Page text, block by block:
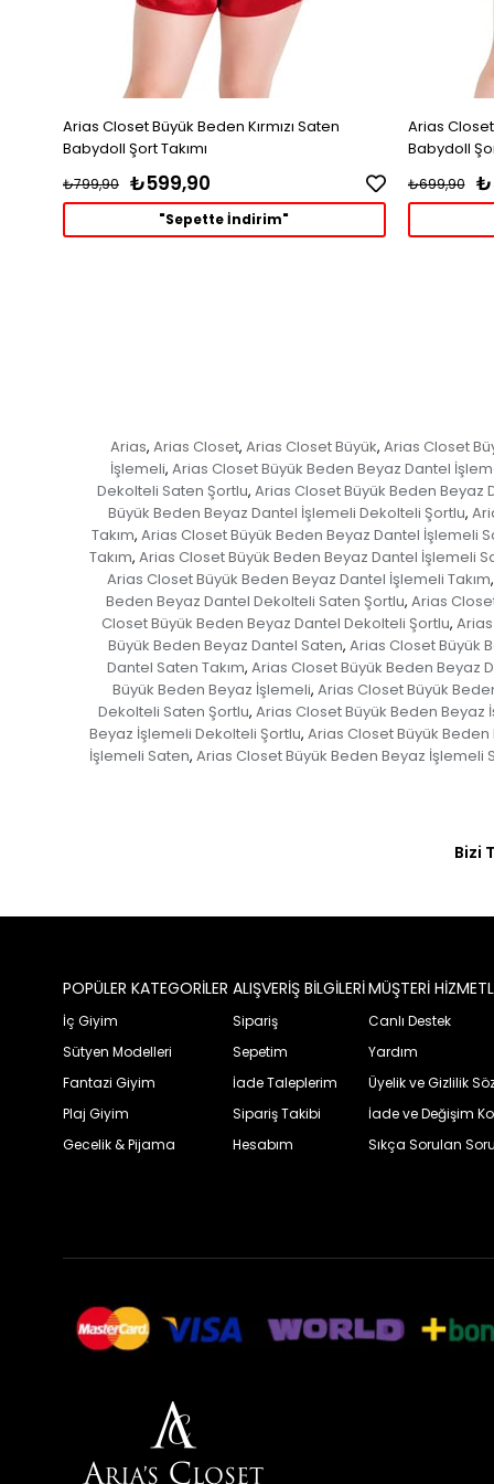
Arias Closet Büyük Beden Kırmızı Saten
Babydoll Şort Takımı
₺599,90
₺799,90
"Sepette İndirim"
Arias
Babydoll
₺699,90
Arias, Arias Closet, Arias Closet Büyük, Arias Closet
İşlemeli, Arias Closet Büyük Beden Beyaz Dantel
Dekolteli Saten Şortlu, Arias Closet Büyük Beden Beyaz
Büyük Beden Beyaz Dantel İşlemeli Dekolteli Şortlu,
Takım, Arias Closet Büyük Beden Beyaz Dantel İşlemeli
Takım, Arias Closet Büyük Beden Beyaz Dantel İşlemeli
Arias Closet Büyük Beden Beyaz Dantel İşlemeli Takım,
Beden Beyaz Dantel Dekolteli Saten Şortlu, Arias
Closet Büyük Beden Beyaz Dantel Dekolteli Şortlu,
Büyük Beden Beyaz Dantel Saten, Arias Closet Büyük
Dantel Saten Takım, Arias Closet Büyük Beden Beyaz
Büyük Beden Beyaz İşlemeli, Arias Closet Büyük
Dekolteli Saten Şortlu, Arias Closet Büyük Beden Beyaz
Beyaz İşlemeli Dekolteli Şortlu, Arias Closet Büyük
İşlemeli Saten, Arias Closet Büyük Beden Beyaz İşlemeli
Bizi
POPÜLER KATEGORİLER
İç Giyim
Sütyen Modelleri
Fantazi Giyim
Plaj Giyim
Gecelik & Pijama
ALIŞVERİŞ BİLGİLERİ
Sipariş
Sepetim
İade Taleplerim
Sipariş Takibi
Hesabım
MÜŞTERİ
Canlı Destek
Yardım
Üyelik ve Gizlilik
İade ve Değişim
Sıkça Sorulan